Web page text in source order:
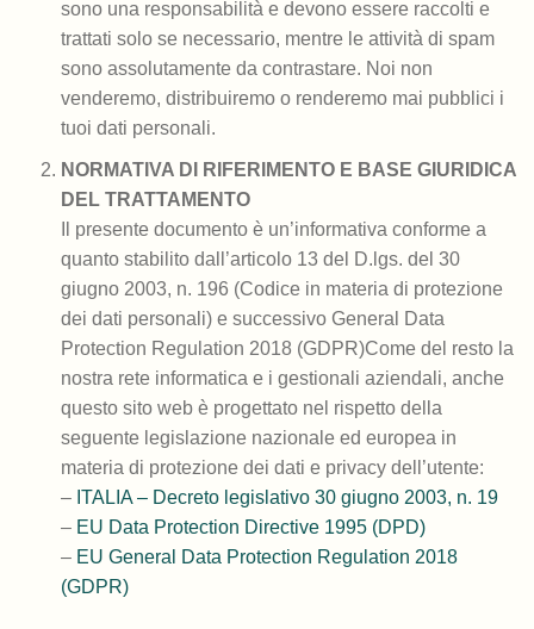
sono una responsabilità e devono essere raccolti e
trattati solo se necessario, mentre le attività di spam
sono assolutamente da contrastare. Noi non
venderemo, distribuiremo o renderemo mai pubblici i
tuoi dati personali.
NORMATIVA DI RIFERIMENTO E BASE GIURIDICA
DEL TRATTAMENTO
Il presente documento è un’informativa conforme a
quanto stabilito dall’articolo 13 del D.lgs. del 30
giugno 2003, n. 196 (Codice in materia di protezione
dei dati personali) e successivo General Data
Protection Regulation 2018 (GDPR)Come del resto la
nostra rete informatica e i gestionali aziendali, anche
questo sito web è progettato nel rispetto della
seguente legislazione nazionale ed europea in
materia di protezione dei dati e privacy dell’utente:
– ITALIA – Decreto legislativo 30 giugno 2003, n. 19
– EU Data Protection Directive 1995 (DPD)
– EU General Data Protection Regulation 2018
(GDPR)